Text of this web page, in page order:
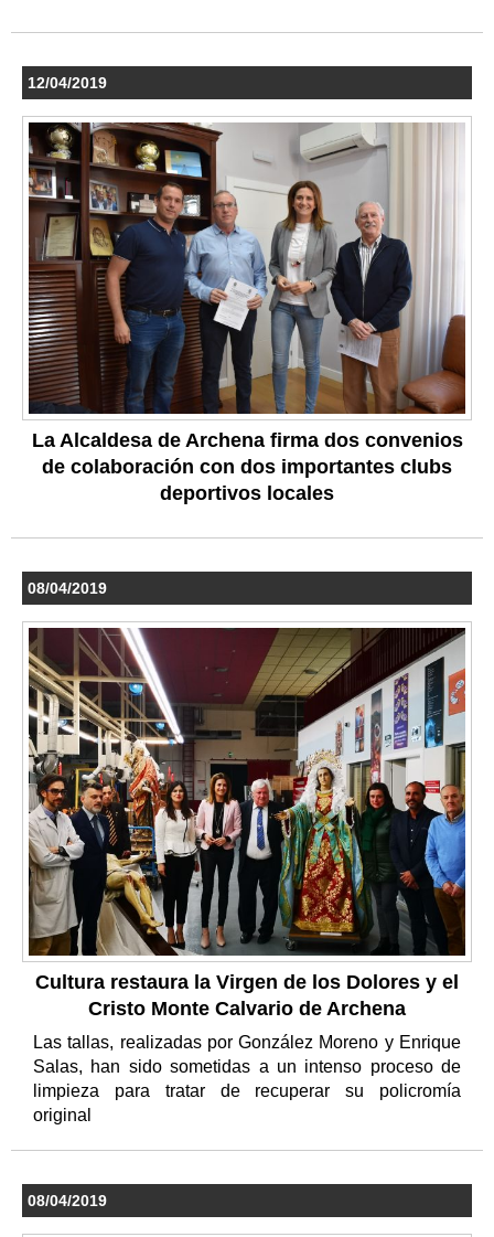
12/04/2019
La Alcaldesa de Archena firma dos convenios
de colaboración con dos importantes clubs
deportivos locales
08/04/2019
Cultura restaura la Virgen de los Dolores y el
Cristo Monte Calvario de Archena
Las tallas, realizadas por González Moreno y Enrique
Salas, han sido sometidas a un intenso proceso de
limpieza para tratar de recuperar su policromía
original
08/04/2019